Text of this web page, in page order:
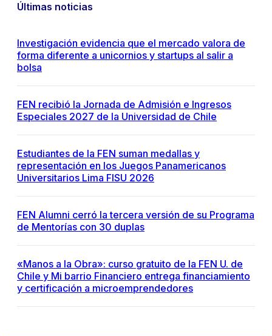
Últimas noticias
Investigación evidencia que el mercado valora de
forma diferente a unicornios y startups al salir a
bolsa
FEN recibió la Jornada de Admisión e Ingresos
Especiales 2027 de la Universidad de Chile
Estudiantes de la FEN suman medallas y
representación en los Juegos Panamericanos
Universitarios Lima FISU 2026
FEN Alumni cerró la tercera versión de su Programa
de Mentorías con 30 duplas
«Manos a la Obra»: curso gratuito de la FEN U. de
Chile y Mi barrio Financiero entrega financiamiento
y certificación a microemprendedores